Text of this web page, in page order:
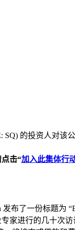
SQ) 的投资人对
击“加入此集体行
发布了一份标题
家进行的几十次